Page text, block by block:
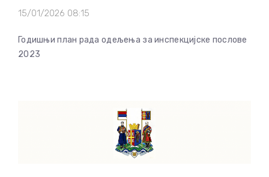
15/01/2026 08:15
Годишњи план рада одељења за инспекцијске послове
2023